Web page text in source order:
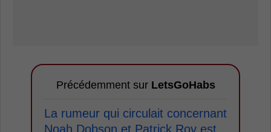
Précédemment sur LetsGoHabs
La rumeur qui circulait concernant
Noah Dobson et Patrick Roy est